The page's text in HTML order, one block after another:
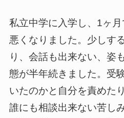
私立中学に入学し、1ヶ
悪くなりました。少しす
り、会話も出来ない、姿
態が半年続きました。受
いたのかと自分を責めた
誰にも相談出来ない苦し